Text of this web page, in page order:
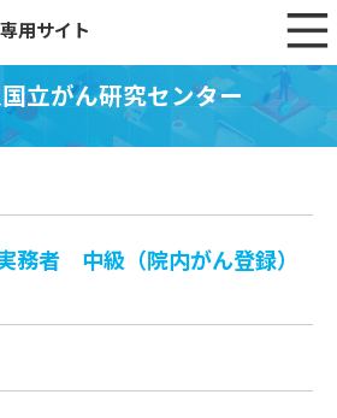
用サイト
立がん研究センター
者 中級（院内がん登録）